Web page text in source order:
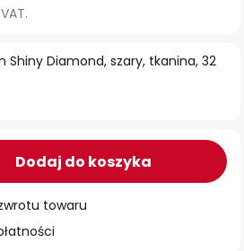
Shiny Diamond, szary, tkanina, 32
Dodaj do koszyka
towaru